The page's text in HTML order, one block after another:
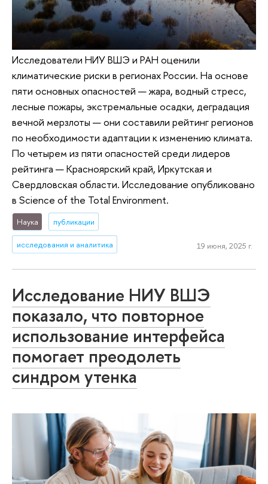
Исследователи НИУ ВШЭ и РАН оценили
климатические риски в регионах России. На основе
пяти основных опасностей — жара, водный стресс,
лесные пожары, экстремальные осадки, деградация
вечной мерзлоты — они составили рейтинг регионов
по необходимости адаптации к изменению климата.
По четырем из пяти опасностей среди лидеров
рейтинга — Красноярский край, Иркутская и
Свердловская области. Исследование опубликовано
в Science of the Total Environment.
Наука публикации
исследования и аналитика 19 июня, 2025 г.
Исследование НИУ ВШЭ
показало, что повторное
использование интерфейса
помогает преодолеть
синдром утенка